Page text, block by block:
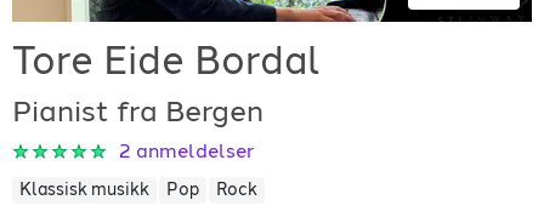
Registrer artist
Gigplanet
Tore Eide Bordal
Pianist fra Bergen
2 anmeldelser
Klassisk musikk Pop Rock